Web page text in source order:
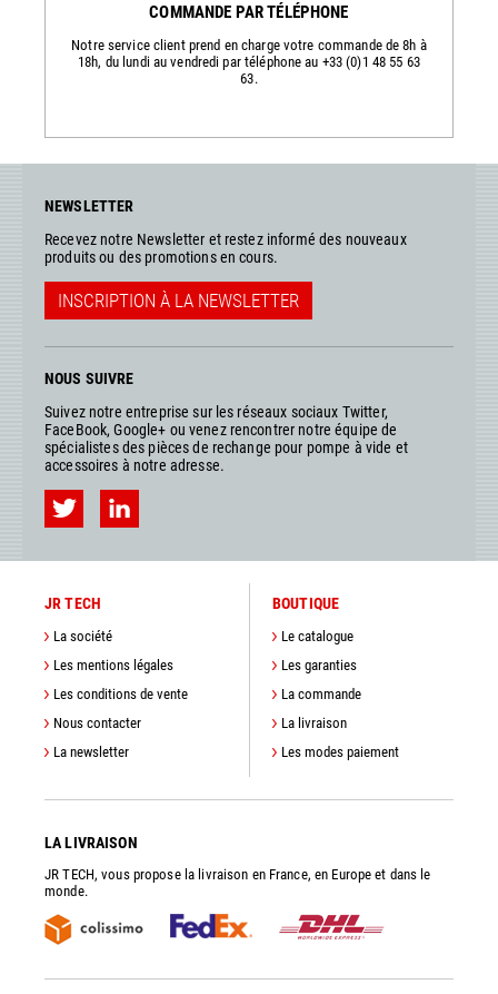
COMMANDE PAR TÉLÉPHONE
Notre service client prend en charge votre commande de 8h à
18h, du lundi au vendredi par téléphone au +33 (0)1 48 55 63
63.
NEWSLETTER
Recevez notre Newsletter et restez informé des nouveaux
produits ou des promotions en cours.
INSCRIPTION À LA NEWSLETTER
NOUS SUIVRE
Suivez notre entreprise sur les réseaux sociaux Twitter,
FaceBook, Google+ ou venez rencontrer notre équipe de
spécialistes des pièces de rechange pour pompe à vide et
accessoires à notre adresse.
JR TECH
La société
Les mentions légales
Les conditions de vente
Nous contacter
La newsletter
BOUTIQUE
Le catalogue
Les garanties
La commande
La livraison
Les modes paiement
LA LIVRAISON
JR TECH, vous propose la livraison en France, en Europe et dans le
monde.